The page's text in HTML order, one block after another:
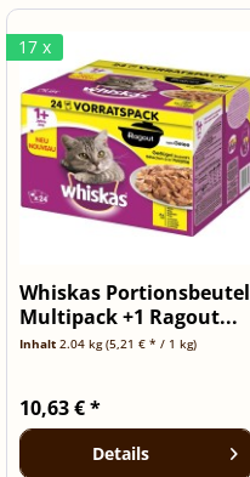
17 x
Whiskas Portionsbeutel
Multipack +1 Ragout...
Inhalt2.04 kg(5,21 € * / 1 kg)
10,63 € *
Details